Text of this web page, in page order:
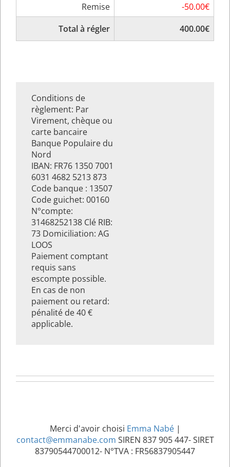
Remise
-50.00€
Total à régler
400.00€
Conditions de
règlement: Par
Virement, chèque ou
carte bancaire
Banque Populaire du
Nord
IBAN: FR76 1350 7001
6031 4682 5213 873
Code banque : 13507
Code guichet: 00160
N°compte:
31468252138 Clé RIB:
73 Domiciliation: AG
LOOS
Paiement comptant
requis sans
escompte possible.
En cas de non
paiement ou retard:
pénalité de 40 €
applicable.
Merci d'avoir choisi Emma Nabé|
contact@emmanabe.com SIREN 837 905 447- SIRET
83790544700012- N°TVA : FR56837905447